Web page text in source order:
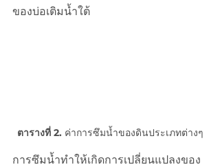
ของบ่อเติมน้ำใต้
ตารางที่ 2. ค่าการซึมน้ำของดินประเภทต่างๆ
การซึมน้ำทำให้เกิดการเปลี่ยนแปลงของ